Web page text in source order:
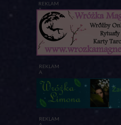
REKLAM
A
REKLAM
A
REKLAM